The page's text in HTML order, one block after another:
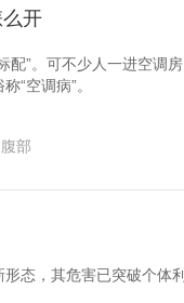
么开
配”。可不少人一进空调
“空调病”。
腹部
态，其危害已突破个体